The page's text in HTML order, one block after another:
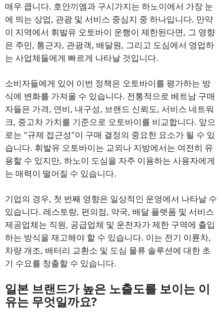
매우 큽니다. 호안끼엠과 구시가지는 하노이에서 가장 눈
에 띄는 상업, 관광 및 서비스 중심지 중 하나입니다. 만약
이 지역에서 휘발유 오토바이 운행이 제한된다면, 그 영향
은 주민, 통근자, 관광객, 배달원, 그리고 도심에서 영업하
는 사업체들에게 빠르게 나타날 것입니다.
소비자들에게 있어 이번 정책은 오토바이를 평가하는 방
식에 변화를 가져올 수 있습니다. 전통적으로 베트남 구매
자들은 가격, 연비, 내구성, 브랜드 신뢰도, 서비스 네트워
크, 중고차 가치를 기준으로 오토바이를 비교합니다. 앞으
로는 "규제 접근성"이 구매 결정의 중요한 요소가 될 수 있
습니다. 휘발유 오토바이는 교외나 지방에서는 여전히 유
용할 수 있지만, 하노이 도심을 자주 이용하는 사용자에게
는 매력이 떨어질 수 있습니다.
기업의 경우, 첫 번째 영향은 일상적인 운영에서 나타날 수
있습니다. 레스토랑, 편의점, 약국, 배달 플랫폼 및 서비스
제공업체는 직원, 공급업체 및 운전자가 제한 구역에 출입
하는 방식을 재고해야 할 수 있습니다. 이는 전기 이륜차,
차량 개조, 배터리 교환소 및 도심 물류 솔루션에 대한 초
기 수요를 창출할 수 있습니다.
일본 브랜드가 높은 노출도를 보이는 이
유는 무엇일까요?